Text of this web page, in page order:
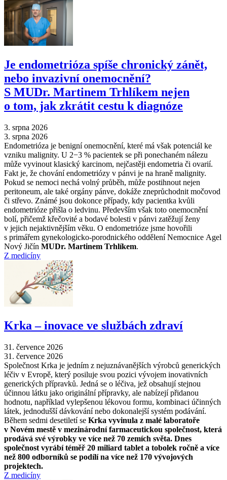
Je endometrióza spíše chronický zánět,
nebo invazivní onemocnění?
S MUDr. Martinem Trhlíkem nejen
o tom, jak zkrátit cestu k diagnóze
3. srpna 2026
3. srpna 2026
Endometrióza je benigní onemocnění, které má však potenciál ke
vzniku malignity. U 2−3 % pacientek se při ponechaném nálezu
může vyvinout klasický karcinom, nejčastěji endometria či ovarií.
Fakt je, že chování endometriózy v pánvi je na hraně malignity.
Pokud se nemoci nechá volný průběh, může postihnout nejen
peritoneum, ale také orgány pánve, dokáže zneprůchodnit močovod
či střevo. Známé jsou dokonce případy, kdy pacientka kvůli
endometrióze přišla o ledvinu. Především však toto onemocnění
bolí, přičemž křečovité a bodavé bolesti v pánvi zatěžují ženy
v jejich nejaktivnějším věku. O endometrióze jsme hovořili
s primářem gynekologicko-porodnického oddělení Nemocnice Agel
Nový Jičín MUDr. Martinem Trhlíkem.
Z medicíny
Krka –⁠ inovace ve službách zdraví
31. července 2026
31. července 2026
Společnost Krka je jedním z nejuznávanějších výrobců generických
léčiv v Evropě, který posiluje svou pozici vývojem inovativních
generických přípravků. Jedná se o léčiva, jež obsahují stejnou
účinnou látku jako originální přípravky, ale nabízejí přidanou
hodnotu, například vylepšenou lékovou formu, kombinaci účinných
látek, jednodušší dávkování nebo dokonalejší systém podávání.
Během sedmi desetiletí se Krka vyvinula z malé laboratoře
v Novém mestě v mezinárodní farmaceutickou společnost, která
prodává své výrobky ve více než 70 zemích světa. Dnes
společnost vyrábí téměř 20 miliard tablet a tobolek ročně a více
než 800 odborníků se podílí na více než 170 vývojových
projektech.
Z medicíny